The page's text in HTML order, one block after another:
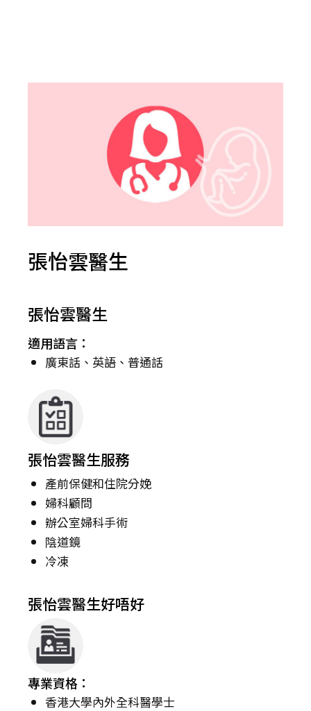
張怡雲醫生
張怡雲醫生
適用語言：
廣東話、英語、普通話
張怡雲醫生服務
產前保健和住院分娩
婦科顧問
辦公室婦科手術
陰道鏡
冷凍
張怡雲醫生好唔好
專業資格：
香港大學內外全科醫學士